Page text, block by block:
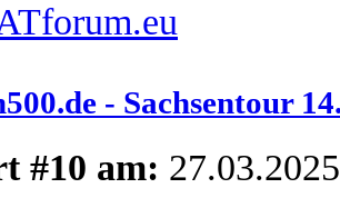
- Sachsentour
#10 am: